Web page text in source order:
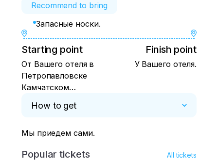
Recommend to bring
Запасные носки.
Starting point
От Вашего отеля в
Петропавловске
Камчатском
мест за отдельную
Finish point
У Вашего отеля.
How to get
Мы приедем сами.
Popular tickets All tickets